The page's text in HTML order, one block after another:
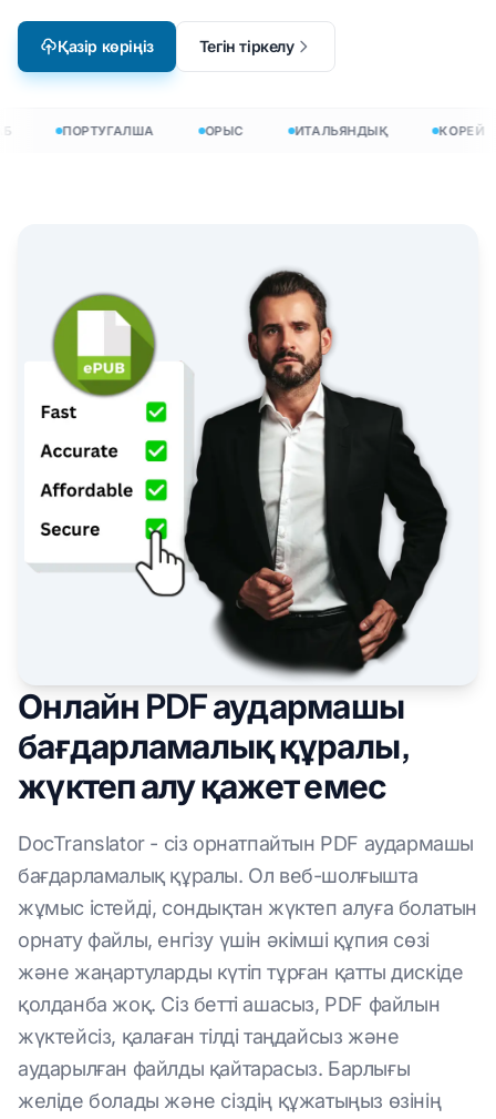
Қазір көріңіз Тегін тіркелу
ПОРТУГАЛША ОРЫС ИТАЛЬЯНДЫҚ КОРЕЙ
Онлайн PDF аудармашы
бағдарламалық құралы,
жүктеп алу қажет емес
DocTranslator - сіз орнатпайтын PDF аудармашы
бағдарламалық құралы. Ол веб-шолғышта
жұмыс істейді, сондықтан жүктеп алуға болатын
орнату файлы, енгізу үшін әкімші құпия сөзі
және жаңартуларды күтіп тұрған қатты дискіде
қолданба жоқ. Сіз бетті ашасыз, PDF файлын
жүктейсіз, қалаған тілді таңдайсыз және
аударылған файлды қайтарасыз. Барлығы
желіде болады және сіздің құжатыңыз өзінің